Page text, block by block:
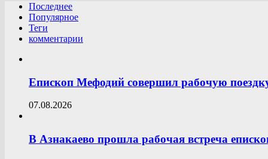
Последнее
Популярное
Теги
комментарии
Епископ Мефодий совершил рабочую
07.08.2026
В Азнакаево прошла рабочая встреча